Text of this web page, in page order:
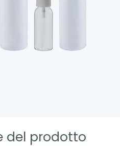
del prodotto